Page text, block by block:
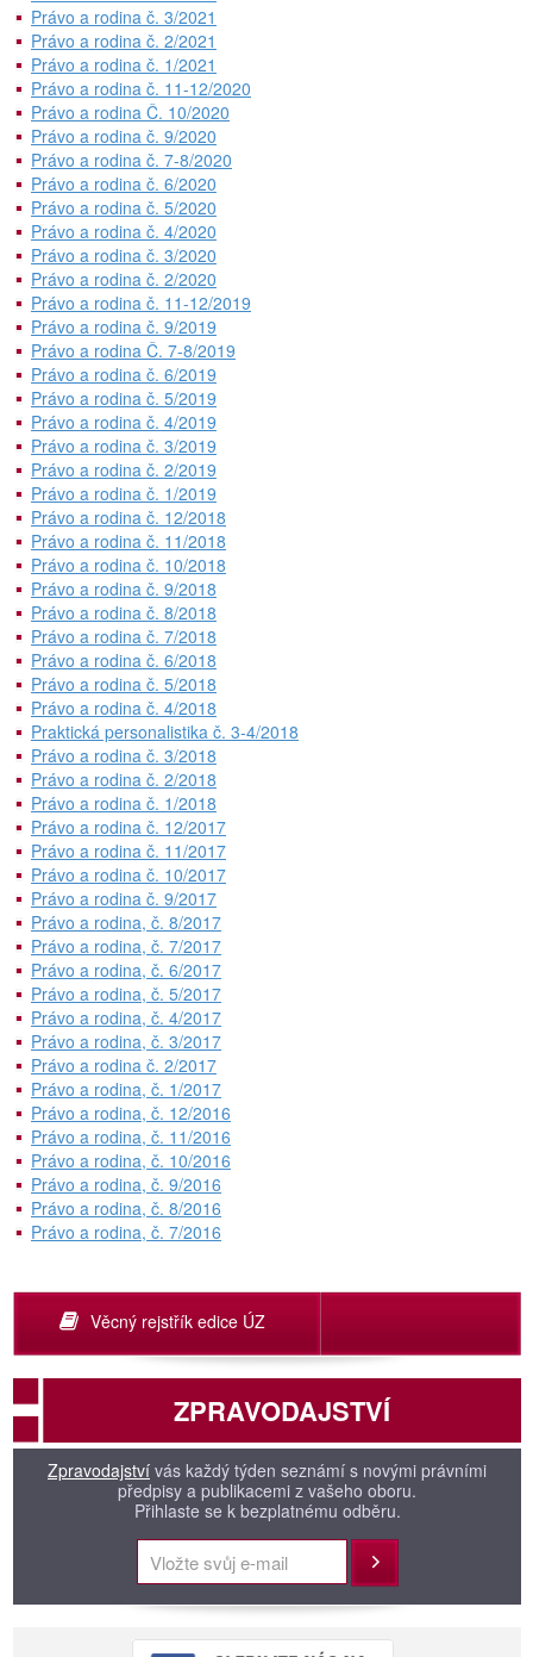
Právo a rodina č. 3/2021
Právo a rodina č. 2/2021
Právo a rodina č. 1/2021
Právo a rodina č. 11-12/2020
Právo a rodina Č. 10/2020
Právo a rodina č. 9/2020
Právo a rodina č. 7-8/2020
Právo a rodina č. 6/2020
Právo a rodina č. 5/2020
Právo a rodina č. 4/2020
Právo a rodina č. 3/2020
Právo a rodina č. 2/2020
Právo a rodina č. 11-12/2019
Právo a rodina č. 9/2019
Právo a rodina Č. 7-8/2019
Právo a rodina č. 6/2019
Právo a rodina č. 5/2019
Právo a rodina č. 4/2019
Právo a rodina č. 3/2019
Právo a rodina č. 2/2019
Právo a rodina č. 1/2019
Právo a rodina č. 12/2018
Právo a rodina č. 11/2018
Právo a rodina č. 10/2018
Právo a rodina č. 9/2018
Právo a rodina č. 8/2018
Právo a rodina č. 7/2018
Právo a rodina č. 6/2018
Právo a rodina č. 5/2018
Právo a rodina č. 4/2018
Praktická personalistika č. 3-4/2018
Právo a rodina č. 3/2018
Právo a rodina č. 2/2018
Právo a rodina č. 1/2018
Právo a rodina č. 12/2017
Právo a rodina č. 11/2017
Právo a rodina č. 10/2017
Právo a rodina č. 9/2017
Právo a rodina, č. 8/2017
Právo a rodina, č. 7/2017
Právo a rodina, č. 6/2017
Právo a rodina, č. 5/2017
Právo a rodina, č. 4/2017
Právo a rodina, č. 3/2017
Právo a rodina č. 2/2017
Právo a rodina, č. 1/2017
Právo a rodina, č. 12/2016
Právo a rodina, č. 11/2016
Právo a rodina, č. 10/2016
Právo a rodina, č. 9/2016
Právo a rodina, č. 8/2016
Právo a rodina, č. 7/2016
Věcný rejstřík edice ÚZ
ZPRAVODAJSTVÍ
Zpravodajství vás každý týden seznámí s novými právními
předpisy a publikacemi z vašeho oboru.
Přihlaste se k bezplatnému odběru.
Přihlásit